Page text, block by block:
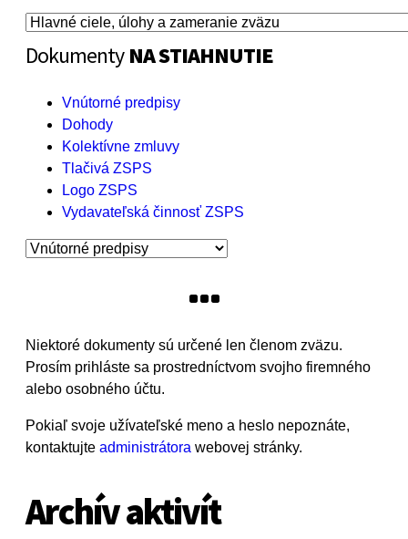
Dokumenty NA STIAHNUTIE
Vnútorné predpisy
Dohody
Kolektívne zmluvy
Tlačivá ZSPS
Logo ZSPS
Vydavateľská činnosť ZSPS
Niektoré dokumenty sú určené len členom zväzu.
Prosím prihláste sa prostredníctvom svojho firemného
alebo osobného účtu.
Pokiaľ svoje užívateľské meno a heslo nepoznáte,
kontaktujte administrátora webovej stránky.
Archív aktivít